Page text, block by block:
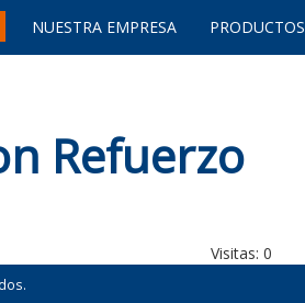
NUESTRA EMPRESA PRODUCTOS
Refuerzo
Visitas: 0